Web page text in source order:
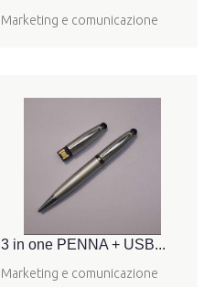
Marketing e comunicazione
3 in one PENNA + USB...
Marketing e comunicazione